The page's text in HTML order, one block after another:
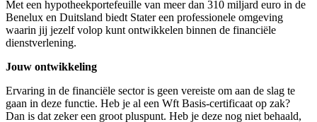
Met een hypotheekportefeuille van meer dan 310 miljard euro in de
Benelux en Duitsland biedt Stater een professionele omgeving
waarin jij jezelf volop kunt ontwikkelen binnen de financiële
dienstverlening.
Jouw ontwikkeling
Ervaring in de financiële sector is geen vereiste om aan de slag te
gaan in deze functie. Heb je al een Wft Basis-certificaat op zak?
Dan is dat zeker een groot pluspunt. Heb je deze nog niet behaald,